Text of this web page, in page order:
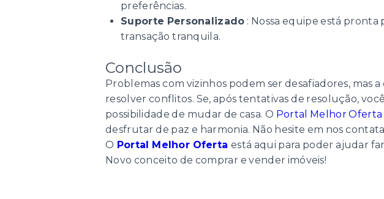
preferências.
Suporte Personalizado : Nossa equipe está
transação tranquila.
Conclusão
Problemas com vizinhos podem ser desafiadores, mas
resolver conflitos. Se, após tentativas de resolução,
possibilidade de mudar de casa. O Portal Melhor Oferta
desfrutar de paz e harmonia. Não hesite em nos
O Portal Melhor Oferta está aqui para poder ajudar
Novo conceito de comprar e vender imóveis!